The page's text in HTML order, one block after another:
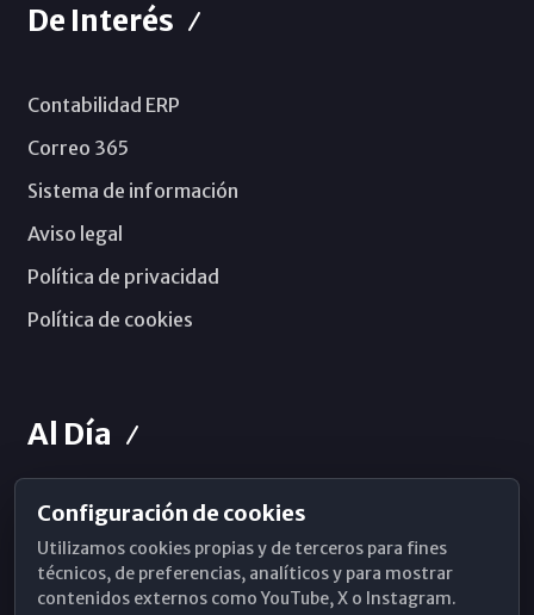
De Interés
Contabilidad ERP
Correo 365
Sistema de información
Aviso legal
Política de privacidad
Política de cookies
Al Día
Horarios de Misa
Hemeroteca
WhatsApp
Configuración de cookies
Utilizamos cookies propias y de terceros para fines
técnicos, de preferencias, analíticos y para mostrar
contenidos externos como YouTube, X o Instagram.